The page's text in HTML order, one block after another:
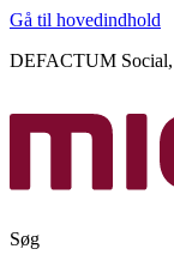
Gå til hovedindhold
DEFACTUM Social,
Søg